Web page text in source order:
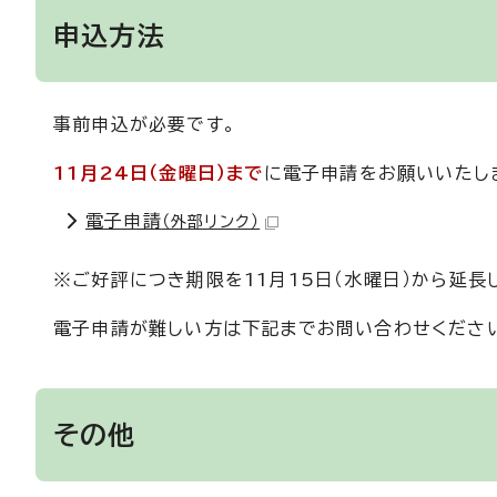
申込方法
事前申込が必要です。
11月24日（金曜日）までに電子申請をお願いいたし
電子申請 （外部リンク）
※ご好評につき期限を11月15日（水曜日）から延長し
電子申請が難しい方は下記までお問い合わせくださ
その他